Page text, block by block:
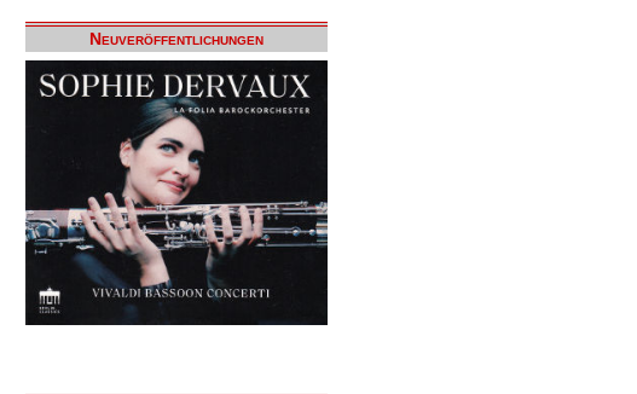
Neuveröffentlichungen